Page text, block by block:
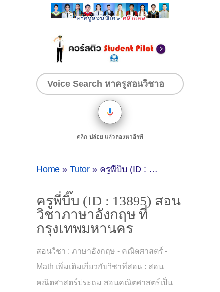
คลิก-ปล่อย แล้วลองหาอีกที
Home » Tutor » ครูพี่บิ๊บ (ID : 13895) สอนวิชาภาษาอังกฤษ ที่กรุงเทพมหานคร
ครูพี่บิ๊บ (ID : 13895) สอน
วิชาภาษาอังกฤษ ที่
กรุงเทพมหานคร
สอนวิชา : ภาษาอังกฤษ - คณิตศาสตร์ -
Math เพิ่มเติมเกี่ยวกับวิชาที่สอน : สอน
คณิตศาสตร์ประถม สอนคณิตศาสตร์เป็น